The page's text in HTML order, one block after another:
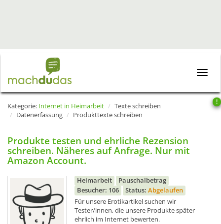
Toggle
!
Kategorie: Internet in Heimarbeit
Texte schreiben
Datenerfassung
Produkttexte schreiben
Produkte testen und ehrliche Rezension
schreiben. Näheres auf Anfrage. Nur mit
Amazon Account.
Heimarbeit
Pauschalbetrag
Besucher: 106
Status: Abgelaufen
Für unsere Erotikartikel suchen wir
Tester/innen, die unsere Produkte später
ehrlich im Internet bewerten.